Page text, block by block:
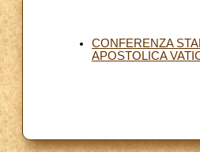
CONFERENZA
APOSTOLICA